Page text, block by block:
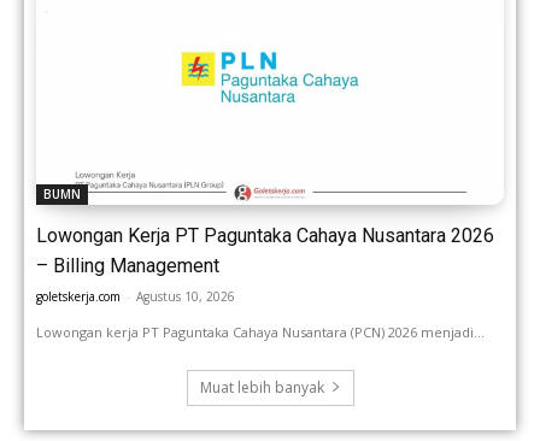
BUMN
Lowongan Kerja PT Paguntaka Cahaya Nusantara 2026
– Billing Management
goletskerja.com - Agustus 10, 2026
Lowongan kerja PT Paguntaka Cahaya Nusantara (PCN) 2026 menjadi...
Muat lebih banyak